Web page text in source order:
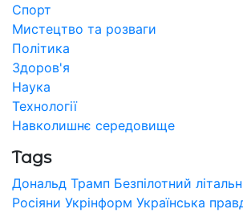
Спорт
Мистецтво та розваги
Політика
Здоров'я
Наука
Технології
Навколишнє середовище
Tags
Дональд Трамп Безпілотний
Росіяни Укрінформ Українська